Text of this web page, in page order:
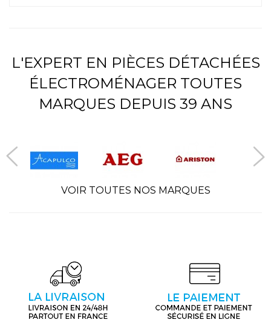
L'EXPERT EN PIÈCES DÉTACHÉES
ÉLECTROMÉNAGER TOUTES
MARQUES DEPUIS 39 ANS
VOIR TOUTES NOS MARQUES